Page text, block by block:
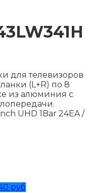
для телевизоров
(L+R) по 8
из алюминия с
UHD 1Bar 24EA /
руб